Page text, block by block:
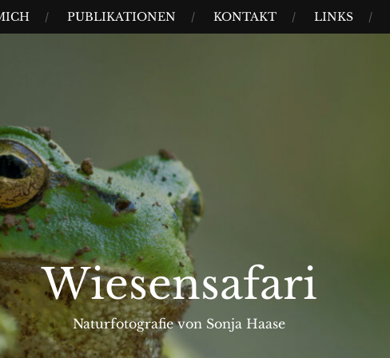
PUBLIKATIONEN KONTAKT LINKS
Wiesensafari
Naturfotografie von Sonja Haase